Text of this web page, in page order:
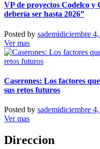
VP de proyectos Codelco
debería ser hasta 2026”
Posted by sademidiciembre
Ver mas
Caserones: Los factores
sus retos futuros
Posted by sademidiciembre
Ver mas
Direccion